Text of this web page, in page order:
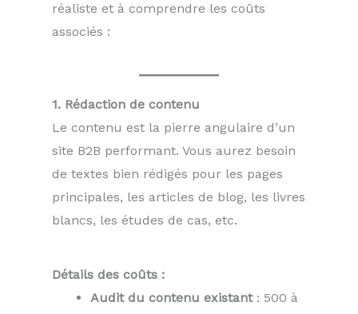
réaliste et à comprendre les coûts
associés :
1. Rédaction de contenu
Le contenu est la pierre angulaire d’un
site B2B performant. Vous aurez besoin
de textes bien rédigés pour les pages
principales, les articles de blog, les livres
blancs, les études de cas, etc.
Détails des coûts :
Audit du contenu existant: 500 à